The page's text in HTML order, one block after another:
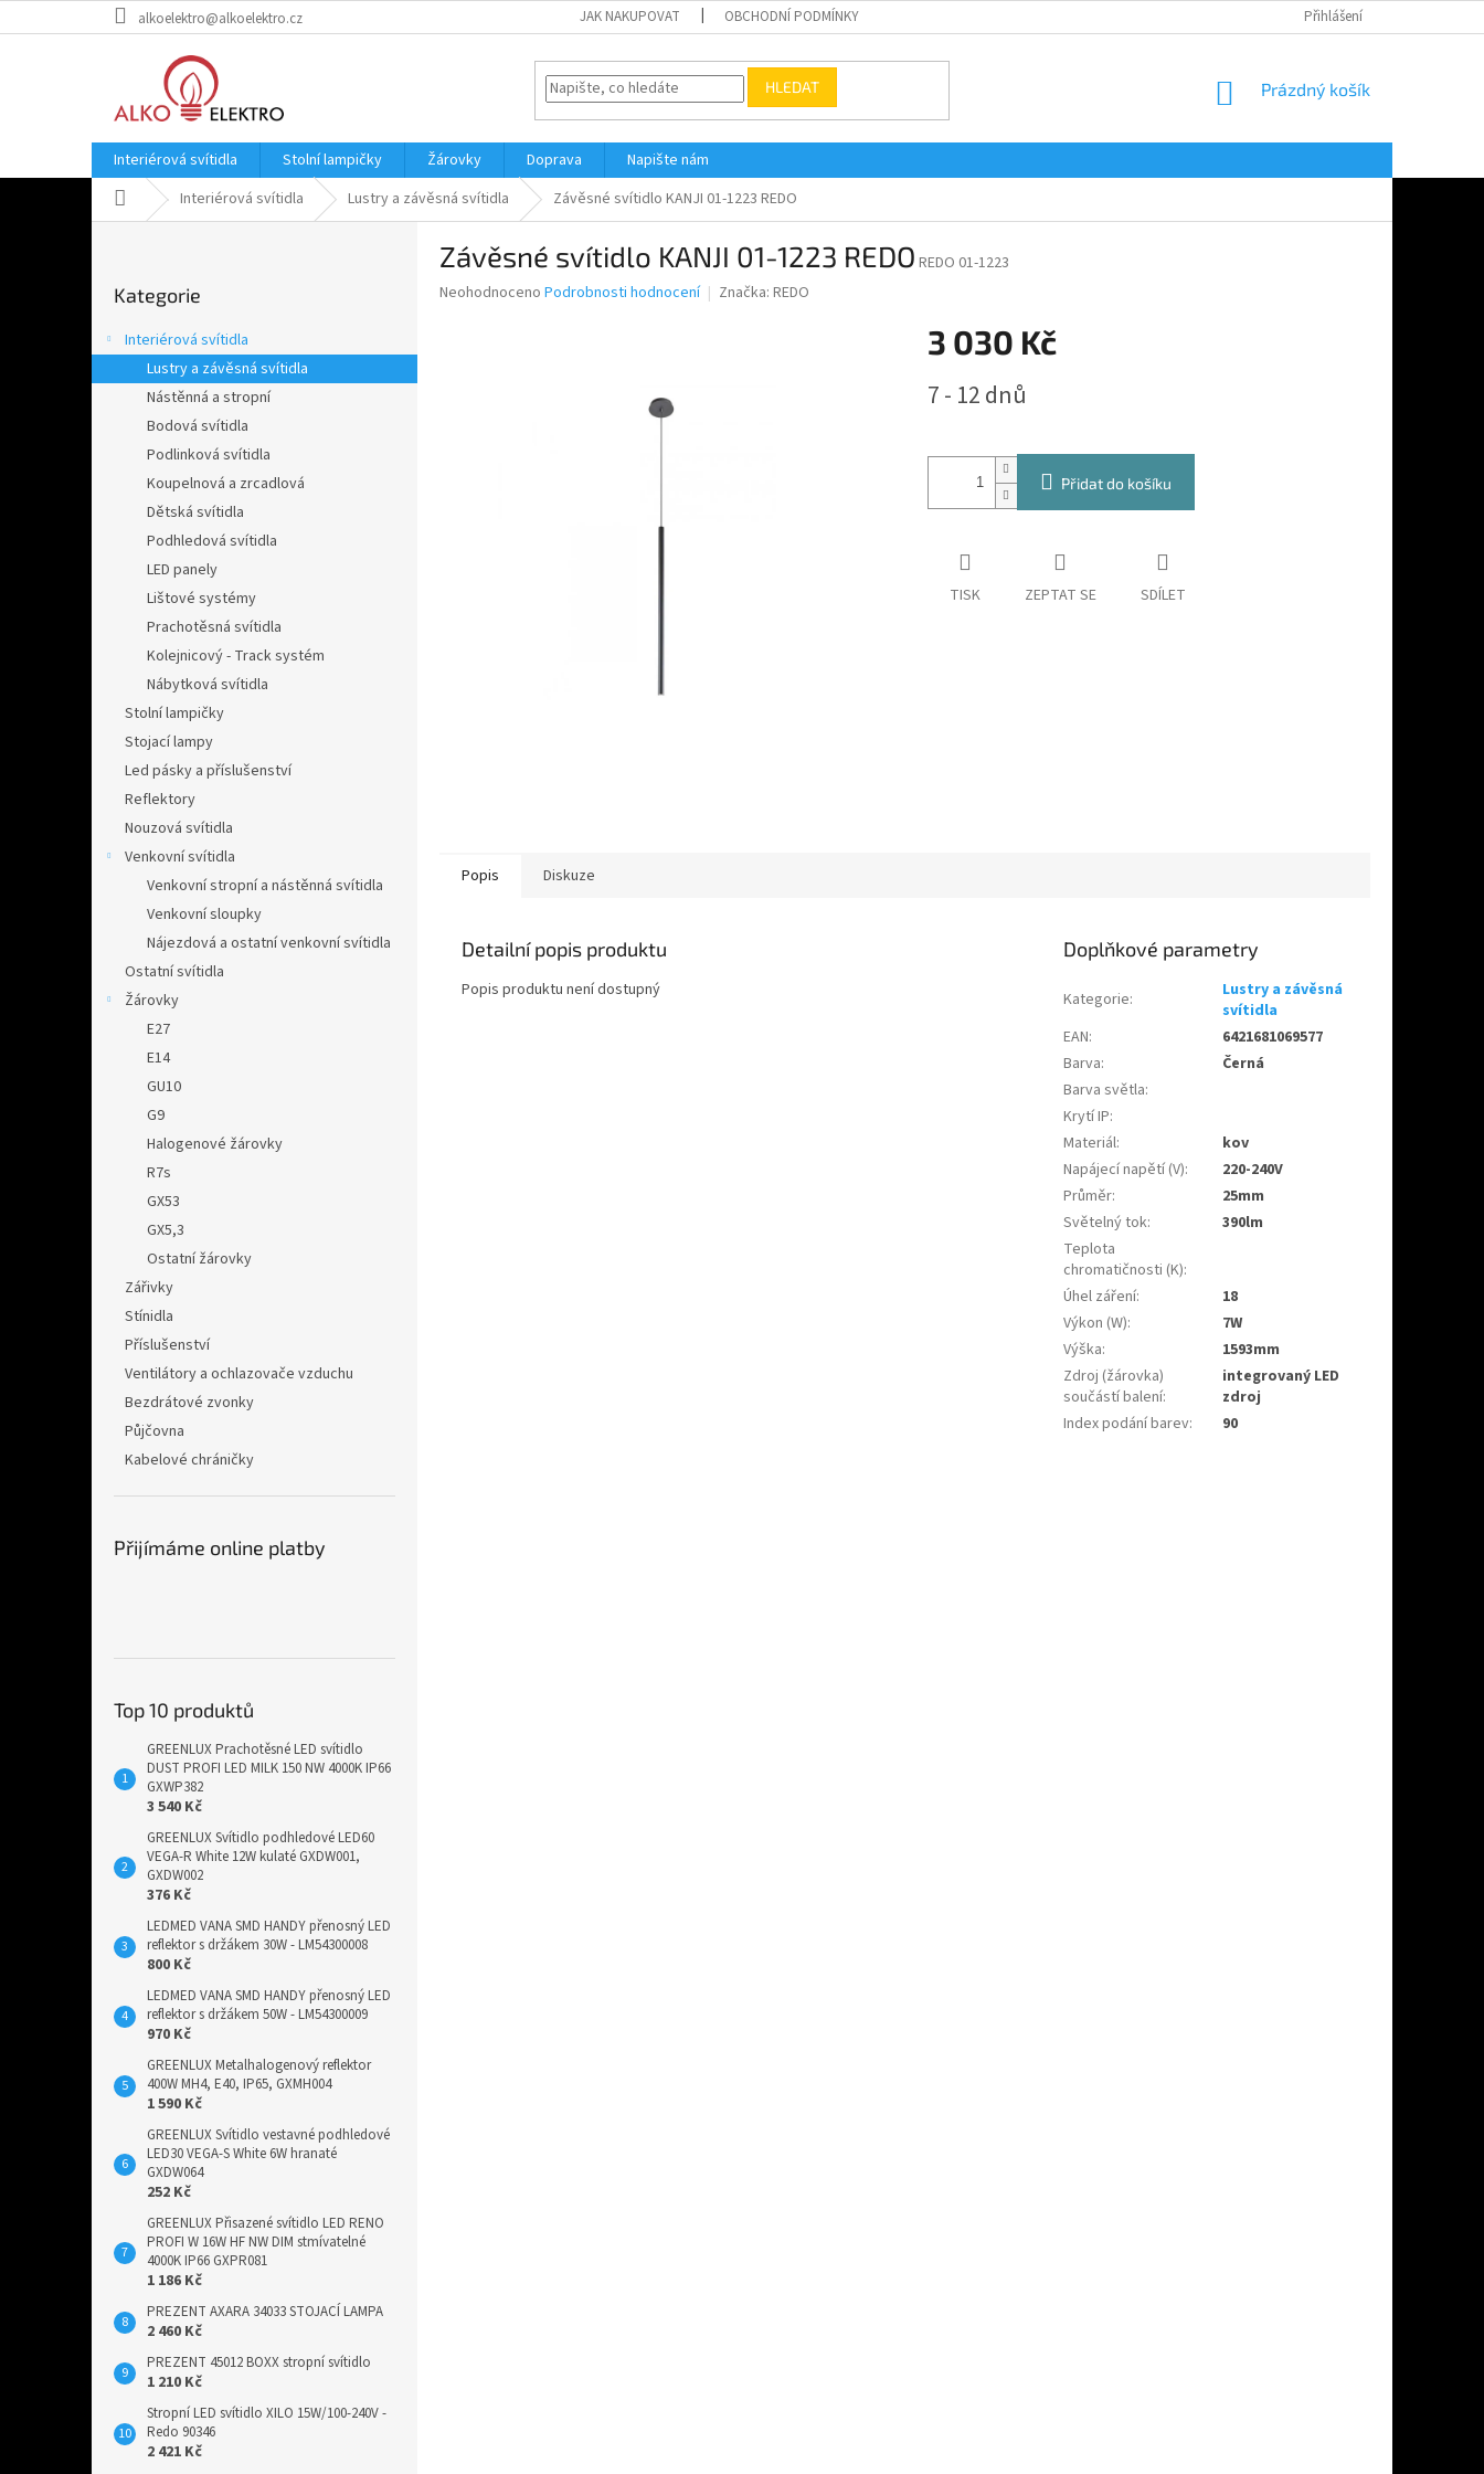
na
alkoelektro@alkoelektro.cz JAK NAKUPOVAT OBCHODNÍ PODMÍNKY Přihlášení
HLEDAT
NÁKUPNÍ
Prázdný košík
Interiérová svítidla Stolní lampičky Žárovky Doprava
Napište nám
Domů Interiérová svítidla Lustry a závěsná svítidla Závěsné svítidlo KANJI 01-1223 REDO
a
n
kategorie
Kategorie
Interiérová svítidla
Lustry a závěsná svítidla
Nástěnná a stropní
Bodová svítidla
Podlinková svítidla
Koupelnová a zrcadlová
Dětská svítidla
Podhledová svítidla
LED panely
Lištové systémy
Prachotěsná svítidla
Kolejnicový - Track systém
Nábytková svítidla
Stolní lampičky
Stojací lampy
Led pásky a příslušenství
Reflektory
Nouzová svítidla
Venkovní svítidla
Venkovní stropní a nástěnná svítidla
Venkovní sloupky
Nájezdová a ostatní venkovní svítidla
Ostatní svítidla
Žárovky
E27
E14
GU10
G9
Halogenové žárovky
R7s
GX53
GX5,3
Ostatní žárovky
Zářivky
Stínidla
Příslušenství
Ventilátory a ochlazovače vzduchu
Bezdrátové zvonky
Půjčovna
Kabelové chráničky
Přijímáme online platby
Top 10 produktů
GREENLUX Prachotěsné LED svítidlo
DUST PROFI LED MILK 150 NW 4000K IP66
GXWP382
3 540 Kč
GREENLUX Svítidlo podhledové LED60
VEGA-R White 12W kulaté GXDW001,
GXDW002
376 Kč
LEDMED VANA SMD HANDY přenosný LED
reflektor s držákem 30W - LM54300008
800 Kč
LEDMED VANA SMD HANDY přenosný LED
reflektor s držákem 50W - LM54300009
970 Kč
GREENLUX Metalhalogenový reflektor
400W MH4, E40, IP65, GXMH004
1 590 Kč
GREENLUX Svítidlo vestavné podhledové
LED30 VEGA-S White 6W hranaté
GXDW064
252 Kč
GREENLUX Přisazené svítidlo LED RENO
PROFI W 16W HF NW DIM stmívatelné
4000K IP66 GXPR081
1 186 Kč
PREZENT AXARA 34033 STOJACÍ LAMPA
2 460 Kč
PREZENT 45012 BOXX stropní svítidlo
1 210 Kč
Stropní LED svítidlo XILO 15W/100-240V -
Redo 90346
2 421 Kč
Závěsné svítidlo KANJI 01-1223 REDO REDO 01-1223
Průměrné
Neohodnoceno Podrobnosti hodnocení Značka: REDO
3 030 Kč
cena:
7 - 12 dnů
Přidat do košíku
TISK ZEPTAT SE SDÍLET
Popis Diskuze
Detailní popis produktu
Popis produktu není dostupný
Doplňkové parametry
Kategorie:
Lustry a závěsná
svítidla
EAN:
6421681069577
Barva:
Černá
Barva světla:
Krytí IP:
Materiál:
kov
Napájecí napětí (V):
220-240V
Průměr:
25mm
Světelný tok:
390lm
Teplota
chromatičnosti (K):
Úhel záření:
18
Výkon (W):
7W
Výška:
1593mm
Zdroj (žárovka)
součástí balení:
integrovaný LED
zdroj
Index podání barev: 90